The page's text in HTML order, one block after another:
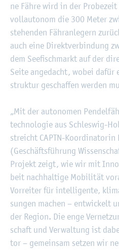
ne Fähre wird in der
voll­au­to­nom die 300 Meter
stehen­den Fähr­an­le­gern
auch eine Di­rekt­ver­bin­dung
dem See­fisch­markt auf der
Seite an­ge­dacht, wobei
struk­tur ge­schaf­fen wer­den
„Mit der au­to­no­men
tech­no­lo­gie aus Schles­wig-
streicht CAPTN-Ko­or­di­na­to­rin
(Ge­schäfts­füh­rung
Pro­jekt zeigt, wie wir mit
beit nach­hal­ti­ge Mo­bi­li­tät
Vor­rei­ter für in­tel­li­gen­te,
sun­gen ma­chen – ent­wi­ckelt
der Re­gi­on. Die enge
schaft und Ver­wal­tung ist
tor – ge­mein­sam set­zen wir